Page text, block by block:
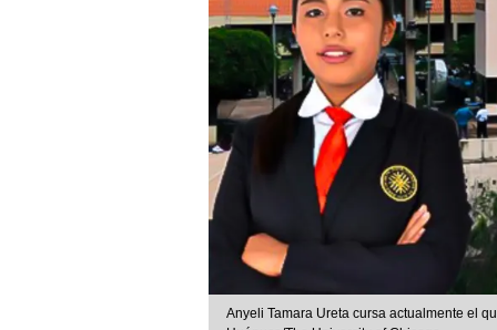
Anyeli Tamara Ureta cursa actualmente el